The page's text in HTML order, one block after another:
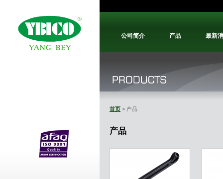
公司简介 产品 最新
首页 > 产品
产品